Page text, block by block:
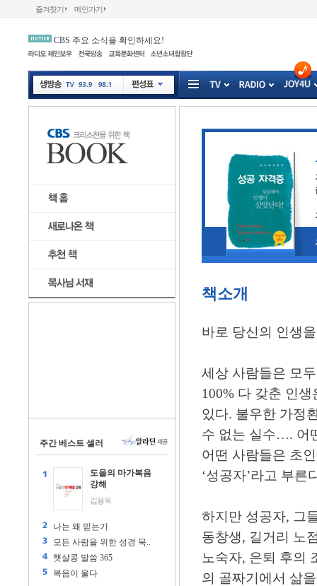
즐겨찾기 메인가기
CBS 주요 소식을 확인하세요!
주간 베스트 셀러
도올의 마가복음
강해
김용옥
나는 왜 믿는가
모든 사람을 위한 성경 묵..
햇살콩 말씀 365
복음이 울다
책소개
바로 당신의 인생
세상 사람들은 모
100% 다 갖춘 인
있다. 불우한 가정
수 없는 실수…. 어
어떤 사람들은 초
‘성공자’라고 부른
하지만 성공자, 그
동창생, 길거리 노
노숙자, 은퇴 후의
의 골짜기에서 삶